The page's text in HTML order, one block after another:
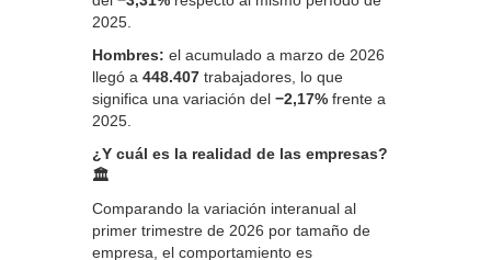
2025.
Hombres: el acumulado a marzo de 2026
llegó a 448.407 trabajadores, lo que
significa una variación del −2,17% frente a
2025.
¿Y cuál es la realidad de las empresas?
🏛️
Comparando la variación interanual al
primer trimestre de 2026 por tamaño de
empresa, el comportamiento es